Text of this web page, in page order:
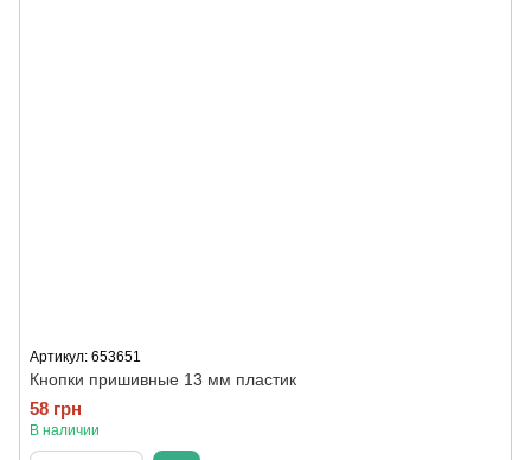
Артикул: 653651
Кнопки пришивные 13 мм пластик
58 грн
В наличии